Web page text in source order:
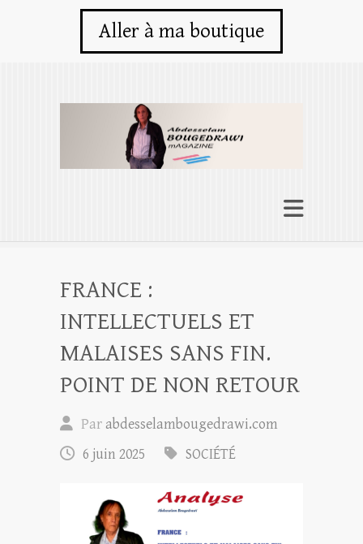
Aller à ma boutique
FRANCE :
INTELLECTUELS ET
MALAISES SANS FIN.
POINT DE NON RETOUR
Par abdesselambougedrawi.com
6 juin 2025
SOCIÉTÉ